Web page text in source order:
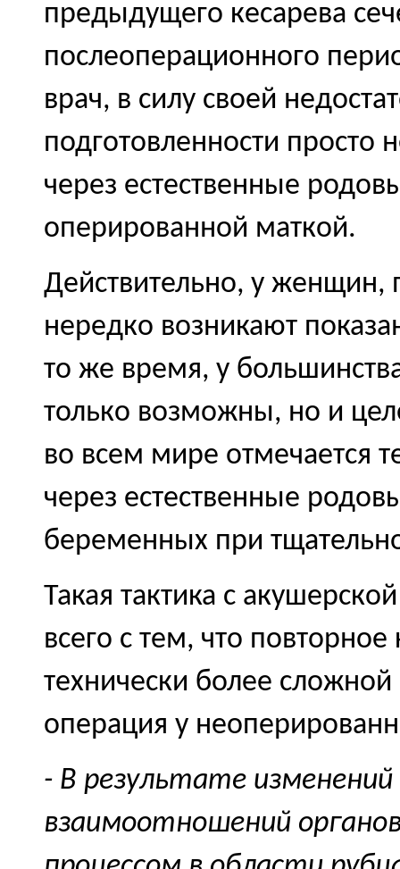
предыдущего кесарева
послеоперационного
врач, в силу своей
подготовленности просто
через естественные
оперированной маткой.
Действительно, у женщин,
нередко возникают
то же время, у
только возможны, но и
во всем мире отмечается
через естественные
беременных при
Такая тактика с
всего с тем, что
технически более
операция у
- В результате
взаимоотношений